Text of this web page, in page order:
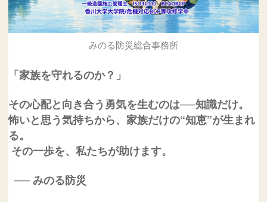
みのる防災総合事務所
「家族を守れるのか？」
その心配と向き合う勇気を生むのは──知識だけ。
怖いと思う気持ちから、 家族だけの“知恵”が生まれ
る。
その一歩を、私たちが助けます。
── みのる防災